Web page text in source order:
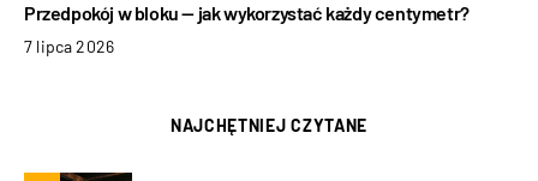
Przedpokój w bloku — jak wykorzystać każdy centymetr?
7 lipca 2026
NAJCHĘTNIEJ CZYTANE